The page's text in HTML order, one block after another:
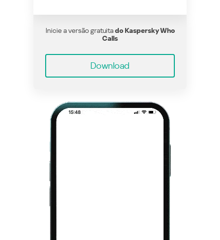
Inicie a versão gratuitado Kaspersky Who
Calls
Download